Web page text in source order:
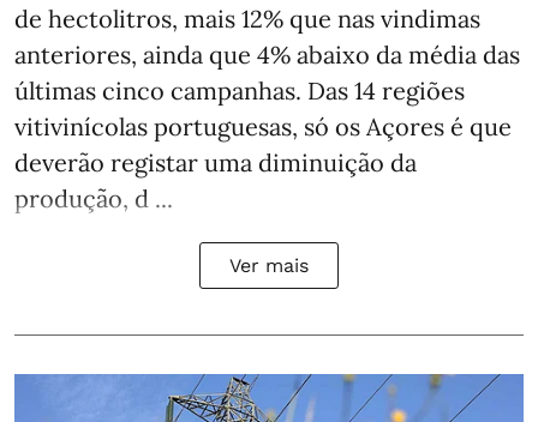
de hectolitros, mais 12% que nas vindimas
anteriores, ainda que 4% abaixo da média das
últimas cinco campanhas. Das 14 regiões
vitivinícolas portuguesas, só os Açores é que
deverão registar uma diminuição da
produção, d ...
Ver mais